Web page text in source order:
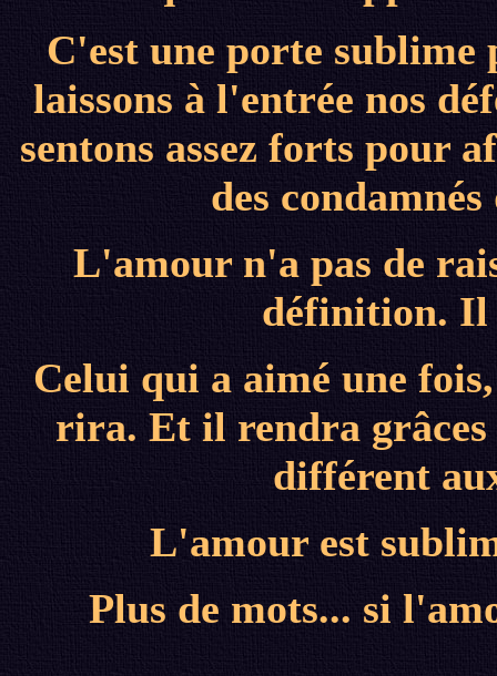
C'est une porte sublime
laissons à l'entrée nos
sentons assez forts pour
des
L'amour n'a pas de
définition. Il
Celui qui a aimé une
rira. Et il rendra grâces
différent
L'amour est
Plus de mots... si